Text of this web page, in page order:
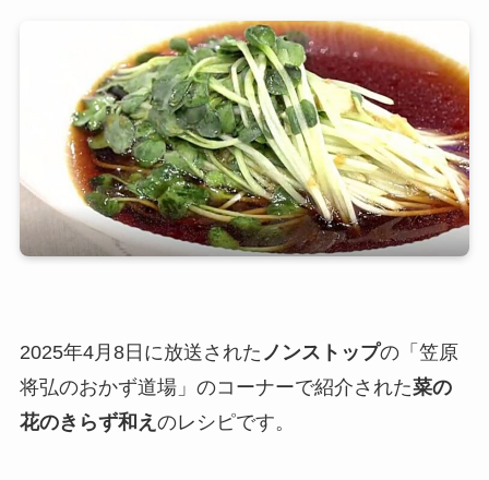
2025年4月8日に放送された ノンストップの「笠原
将弘のおかず道場」のコーナーで紹介された菜の
花のきらず和え のレシピです。